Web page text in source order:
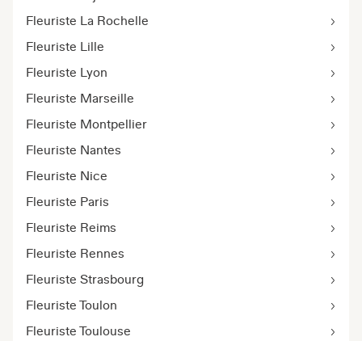
Fleuriste La Rochelle
Fleuriste Lille
Fleuriste Lyon
Fleuriste Marseille
Fleuriste Montpellier
Fleuriste Nantes
Fleuriste Nice
Fleuriste Paris
Fleuriste Reims
Fleuriste Rennes
Fleuriste Strasbourg
Fleuriste Toulon
Fleuriste Toulouse